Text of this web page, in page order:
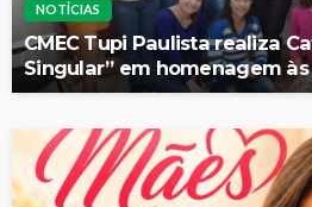
NOTÍCIAS
CMEC Tupi Paulista realiza
Singular” em homenagem